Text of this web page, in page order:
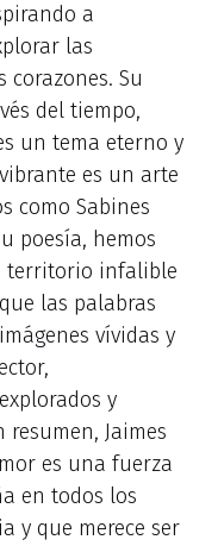
a
las
Su
del tiempo,
un tema eterno y
es un arte
como Sabines
poesía, hemos
territorio infalible
las palabras
vívidas y
y
Jaimes
es una fuerza
en todos los
y que merece ser